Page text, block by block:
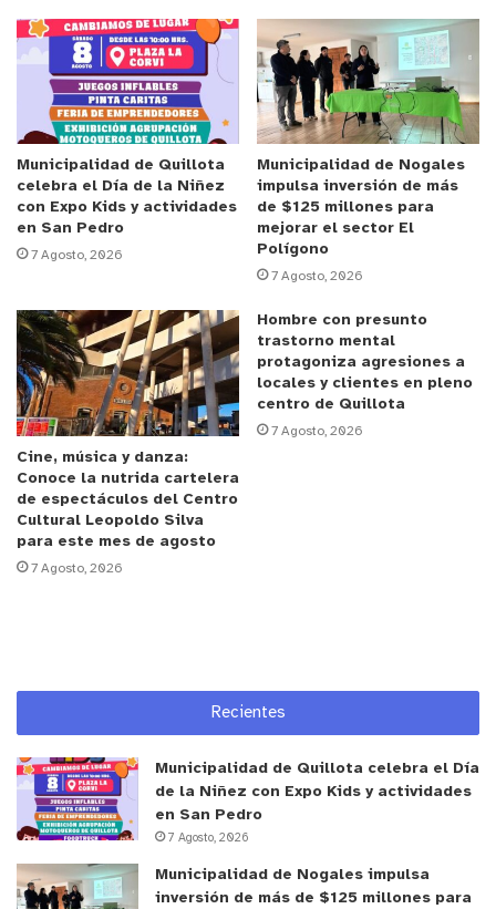
200 mil pesos que sumaron finalmente 4 millones
800 mil pesos.
El Juzgado de Letras de La Ligua, en septiembre
de 2023, determinó que la demandada incurrió en
un “abuso de confianza”, agravado por la
discapacidad de su hermana y la jueza, Jeannette
Roco Ramírez, concluyó que existió un ilícito civil
condenando a la mujer al pago de $4.800.000 por
daño emergente y $5.000.000 por daño
moral, más reajustes e intereses.
La Corte de Apelaciones de Valparaíso confirmó
íntegramente esta decisión. Por su parte, la
defensa presentó un recurso de casación
argumentando que se valoró erróneamente la
decisión, recurso que fue rechazado por la Corte
Suprema integrada por los ministros Arturo Prado,
Mario Carroza, la ministra María Soledad Melo y
los abogados integrantes Raúl Fuentes y Carlos
condenada, hace unos días, a pagar 9 millones
800 mil pesos a la afectada, suma que se
reajustará según el IPC.
Municipalidad de Quillota
celebra el Día de la Niñez
con Expo Kids y actividades
en San Pedro
7 Agosto, 2026
Municipalidad de Nogales
impulsa inversión de más
de $125 millones para
mejorar el sector El
Polígono
7 Agosto, 2026
Cine, música y danza:
Conoce la nutrida cartelera
de espectáculos del Centro
Cultural Leopoldo Silva
para este mes de agosto
7 Agosto, 2026
Hombre con presunto
trastorno mental
protagoniza agresiones a
locales y clientes en pleno
centro de Quillota
7 Agosto, 2026
Recientes
Municipalidad de Quillota celebra el Día
de la Niñez con Expo Kids y actividades
en San Pedro
7 Agosto, 2026
Municipalidad de Nogales impulsa
inversión de más de $125 millones para